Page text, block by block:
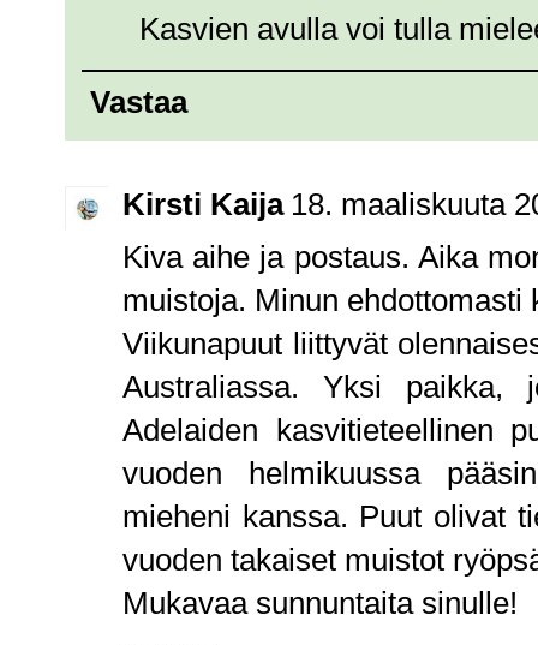
Kasvien avulla voi tulla
Vastaa
Kirsti Kaija 18. maaliskuuta
Kiva aihe ja postaus. Aika
muistoja. Minun
Viikunapuut liittyvät
Australiassa. Yksi paikka,
Adelaiden kasvitieteellinen
vuoden helmikuussa
mieheni kanssa. Puut olivat
vuoden takaiset muistot
Mukavaa sunnuntaita sinulle!